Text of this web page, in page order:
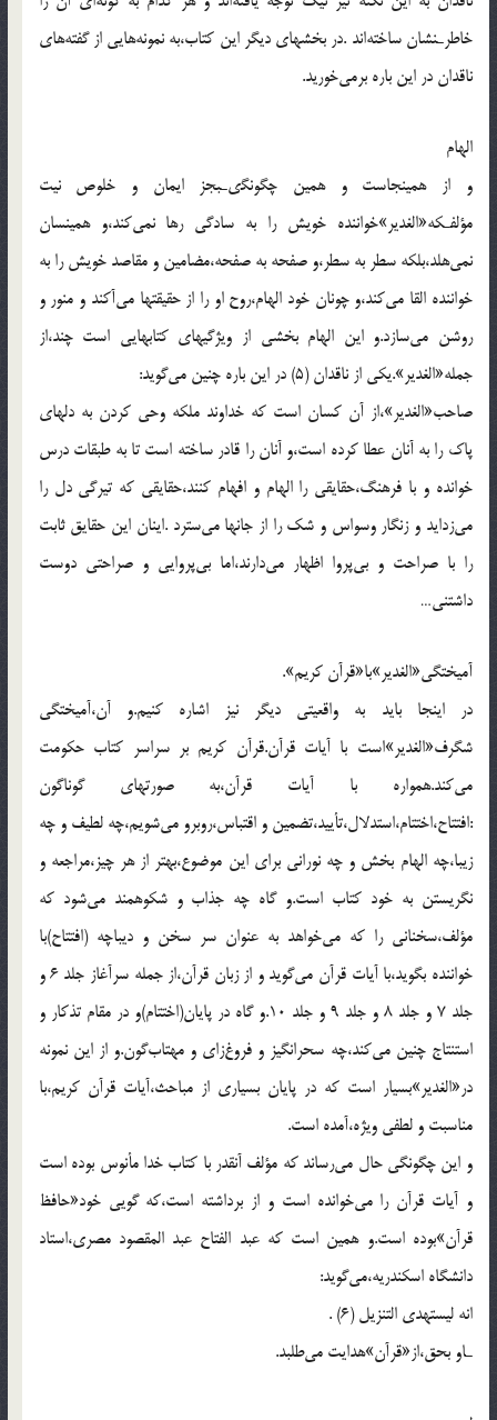
خاطرـنشان ساخته‌اند .در بخشهاى ديگر اين كتاب،به نمونه‌هايى از گفته‌هاى
ناقدان در اين باره برمى‌خوريد.
الهام
و از همينجاست و همين چگونگىـبجز ايمان و خلوص نيت
مؤلفـكه«الغدير»خواننده خويش را به سادگى رها نمى‌كند،و همينسان
نمى‌هلد،بلكه سطر به سطر،و صفحه به صفحه،مضامين و مقاصد خويش را به
خواننده القا مى‌كند،و چونان خود الهام،روح او را از حقيقتها مى‌آكند و منور و
روشن مى‌سازد.و اين الهام بخشى از ويژگيهاى كتابهايى است چند،از
جمله«الغدير».يكى از ناقدان (5) در اين باره چنين مى‌گويد:
صاحب«الغدير»،از آن كسان است كه خداوند ملكه وحى كردن به دلهاى
پاك را به آنان عطا كرده است،و آنان را قادر ساخته است تا به طبقات درس
خوانده و با فرهنگ،حقايقى را الهام و افهام كنند،حقايقى كه تيرگى دل را
مى‌زدايد و زنگار وسواس و شك را از جانها مى‌سترد .اينان اين حقايق ثابت
را با صراحت و بى‌پروا اظهار مى‌دارند،اما بى‌پروايى و صراحتى دوست
داشتنى…
آميختگى«الغدير»با«قرآن كريم».
در اينجا بايد به واقعيتى ديگر نيز اشاره كنيم.و آن،آميختگى
شگرف«الغدير»است با آيات قرآن.قرآن كريم بر سراسر كتاب حكومت
مى‌كند.همواره با آيات قرآن،به صورتهاى گوناگون
:افتتاح،اختتام،استدلال،تأييد،تضمين و اقتباس،روبرو مى‌شويم،چه لطيف و چه
زيبا،چه الهام بخش و چه نورانى براى اين موضوع،بهتر از هر چيز،مراجعه و
نگريستن به خود كتاب است.و گاه چه جذاب و شكوهمند مى‌شود كه
مؤلف،سخنانى را كه مى‌خواهد به عنوان سر سخن و ديباچه (افتتاح)با
خواننده بگويد،با آيات قرآن مى‌گويد و از زبان قرآن،از جمله سرآغاز جلد 6 و
جلد 7 و جلد 8 و جلد 9 و جلد 10.و گاه در پايان(اختتام)و در مقام تذكار و
استنتاج چنين مى‌كند،چه سحرانگيز و فروغ‌زاى و مهتاب‌گون.و از اين نمونه
در«الغدير»بسيار است كه در پايان بسيارى از مباحث،آيات قرآن كريم،با
مناسبت و لطفى ويژه،آمده است.
و اين چگونگى حال مى‌رساند كه مؤلف آنقدر با كتاب خدا مأنوس بوده است
و آيات قرآن را مى‌خوانده است و از برداشته است،كه گويى خود«حافظ
قرآن»بوده است.و همين است كه عبد الفتاح عبد المقصود مصرى،استاد
دانشگاه اسكندريه،مى‌گويد:
انه ليستهدى التنزيل (6) .
ـاو بحق،از«قرآن»هدايت مى‌طلبد.